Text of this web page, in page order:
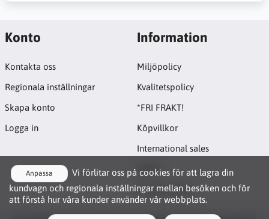
Anpassa
Vi förlitar oss på cookies för att lagra din
kundvagn och regionala inställningar mellan besöken och för
att förstå hur våra kunder använder vår webbplats.
Konto
Kontakta oss
Regionala inställningar
Skapa konto
Logga in
Information
Miljöpolicy
Kvalitetspolicy
*FRI FRAKT!
Köpvillkor
International sales
GDPR
Cookie-policy